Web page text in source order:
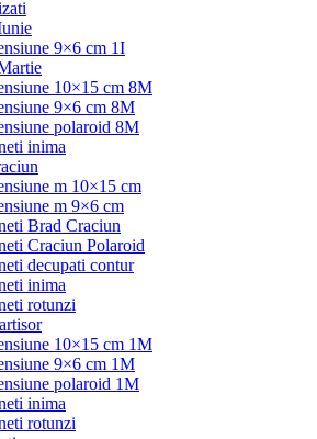
9×6 cm 1I
10×15 cm 8M
9×6 cm 8M
polaroid 8M
inima
m 10×15 cm
m 9×6 cm
Brad Craciun
Craciun Polaroid
decupati contur
inima
rotunzi
10×15 cm 1M
9×6 cm 1M
polaroid 1M
inima
rotunzi